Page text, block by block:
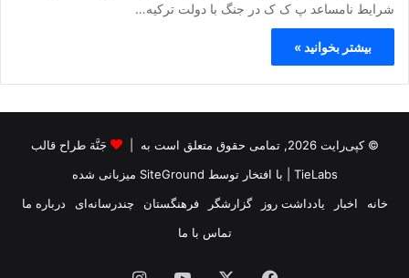
شرایط نامساعد پ ک ک در جنگ با دولت ترکیه…
بیشتر بخوانید »
© کپی‌رایت 2026, تمامی حقوق متعلق است به |
جَنَّة طراح قالب
TieLabs | با افتخار توسط SiteGround میزبانی شده
خانه
اخبار یادداشت روز گزارشگر فرهنگستان چندرسانه‌ای
درباره ما
تماس با ما